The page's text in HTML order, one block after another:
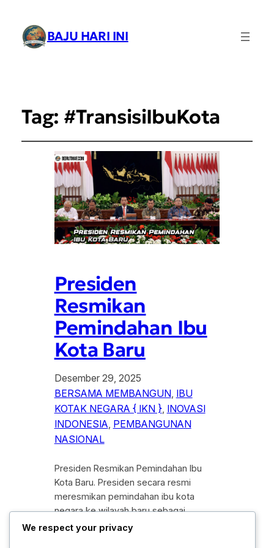
BAJU HARI INI
Tag: #TransisiIbuKota
Presiden
Resmikan
Pemindahan Ibu
Kota Baru
Desember 29, 2025
BERSAMA MEMBANGUN, IBU
KOTAK NEGARA { IKN }, INOVASI
INDONESIA, PEMBANGUNAN
NASIONAL
Presiden Resmikan Pemindahan Ibu
Kota Baru. Presiden secara resmi
meresmikan pemindahan ibu kota
negara ke wilayah baru sebagai
tonggak penting dalam sejarah
We respect your privacy